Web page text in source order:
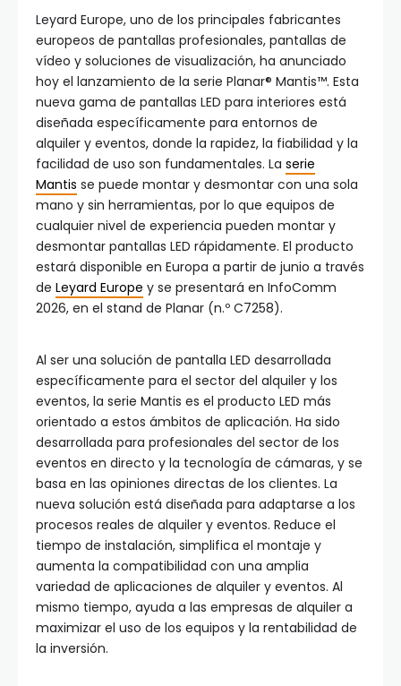
Leyard Europe, uno de los principales fabricantes
europeos de pantallas profesionales, pantallas de
vídeo y soluciones de visualización, ha anunciado
hoy el lanzamiento de la serie Planar® Mantis™. Esta
nueva gama de pantallas LED para interiores está
diseñada específicamente para entornos de
alquiler y eventos, donde la rapidez, la fiabilidad y la
facilidad de uso son fundamentales. La serie
Mantis se puede montar y desmontar con una sola
mano y sin herramientas, por lo que equipos de
cualquier nivel de experiencia pueden montar y
desmontar pantallas LED rápidamente. El producto
estará disponible en Europa a partir de junio a través
de Leyard Europe y se presentará en InfoComm
2026, en el stand de Planar (n.º C7258).
Al ser una solución de pantalla LED desarrollada
específicamente para el sector del alquiler y los
eventos, la serie Mantis es el producto LED más
orientado a estos ámbitos de aplicación. Ha sido
desarrollada para profesionales del sector de los
eventos en directo y la tecnología de cámaras, y se
basa en las opiniones directas de los clientes. La
nueva solución está diseñada para adaptarse a los
procesos reales de alquiler y eventos. Reduce el
tiempo de instalación, simplifica el montaje y
aumenta la compatibilidad con una amplia
variedad de aplicaciones de alquiler y eventos. Al
mismo tiempo, ayuda a las empresas de alquiler a
maximizar el uso de los equipos y la rentabilidad de
la inversión.